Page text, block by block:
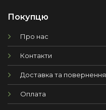
Покупцю
Про нас
Контакти
Доставка та повернення
Оплата